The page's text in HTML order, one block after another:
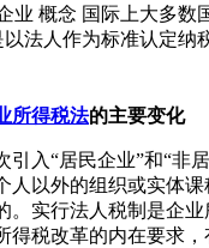
业 概念 国际上大多数
法人作为标准认定纳
所得税法的主要变化
入“居民企业”和“非居
人以外的组织或实体
。实行法人税制是企
得税改革的内在要求